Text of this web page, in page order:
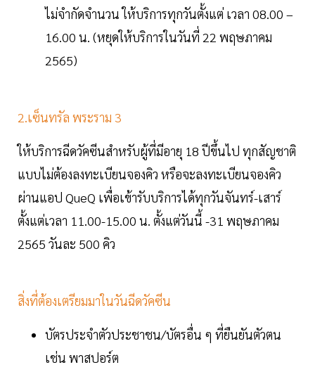
ไม่จำกัดจำนวน ให้บริการทุกวันตั้งแต่ เวลา 08.00 –
16.00 น. (หยุดให้บริการในวันที่ 22 พฤษภาคม
2565)
2.เซ็นทรัล พระราม 3
ให้บริการฉีดวัคซีนสำหรับผู้ที่มีอายุ 18 ปีขึ้นไป ทุกสัญชาติ
แบบไม่ต้องลงทะเบียนจองคิว หรือจะลงทะเบียนจองคิว
ผ่านแอป QueQ เพื่อเข้ารับบริการได้ทุกวันจันทร์-เสาร์
ตั้งแต่เวลา 11.00-15.00 น. ตั้งแต่วันนี้ -31 พฤษภาคม
2565 วันละ 500 คิว
สิ่งที่ต้องเตรียมมาในวันฉีดวัคซีน
บัตรประจำตัวประชาชน/บัตรอื่น ๆ ที่ยืนยันตัวตน
เช่น พาสปอร์ต